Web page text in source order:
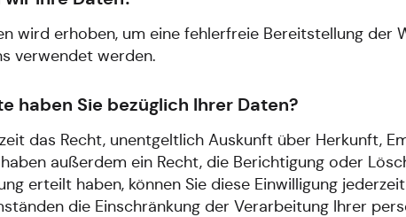
wird erhoben, um eine fehlerfreie Bereitstellung der
verwendet werden.
haben Sie bezüglich Ihrer Daten?
das Recht, unentgeltlich Auskunft über Herkunft,
außerdem ein Recht, die Berichtigung oder
erteilt haben, können Sie diese Einwilligung
die Einschränkung der Verarbeitung Ihrer